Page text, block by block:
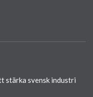
stärka svensk industri